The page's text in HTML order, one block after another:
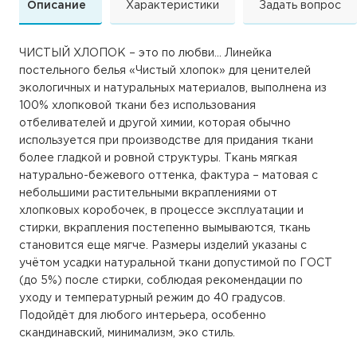
Описание Характеристики Задать вопрос
ЧИСТЫЙ ХЛОПОК – это по любви... Линейка
постельного белья «Чистый хлопок» для ценителей
экологичных и натуральных материалов, выполнена из
100% хлопковой ткани без использования
отбеливателей и другой химии, которая обычно
используется при производстве для придания ткани
более гладкой и ровной структуры. Ткань мягкая
натурально-бежевого оттенка, фактура – матовая с
небольшими растительными вкраплениями от
хлопковых коробочек, в процессе эксплуатации и
стирки, вкрапления постепенно вымываются, ткань
становится еще мягче. Размеры изделий указаны с
учётом усадки натуральной ткани допустимой по ГОСТ
(до 5%) после стирки, соблюдая рекомендации по
уходу и температурный режим до 40 градусов.
Подойдёт для любого интерьера, особенно
скандинавский, минимализм, эко стиль.